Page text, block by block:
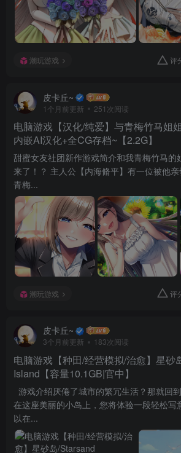
潮玩游戏 评
皮卡丘~
1个月前更新 251次阅读
电脑游戏【汉化/纯爱】与青梅竹马姐
内嵌AI汉化+全CG存档~【2.2G】
甜蜜女友社团新作游戏简介和我青梅竹马的
来了！？ 主人公【内海脩平】有一位被他亲
青梅...
潮玩游戏 评
皮卡丘~
3个月前更新 183次阅读
电脑游戏【种田/经营模拟/治愈】星砂
Island【容量10.1GB|官中】
游戏介绍厌倦了城市的繁冗生活？那就回
在这座美丽的小岛上，您将体验一段轻松写
以在...